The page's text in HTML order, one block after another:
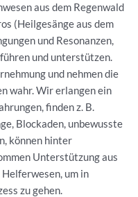
aus dem Regenwald
(Heilgesänge aus dem
und Resonanzen,
und unterstützen.
und nehmen die
wahr. Wir erlangen ein
finden z. B.
Blockaden, unbewusste
können hinter
Unterstützung aus
um in
zu gehen.